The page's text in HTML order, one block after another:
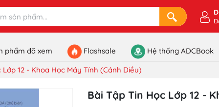
phẩm đã xem Flashsale Hệ thống ADCBook
Lớp 12 - Khoa Học Máy Tính (Cánh Diều)
Bài Tập Tin Học Lớp 12 -